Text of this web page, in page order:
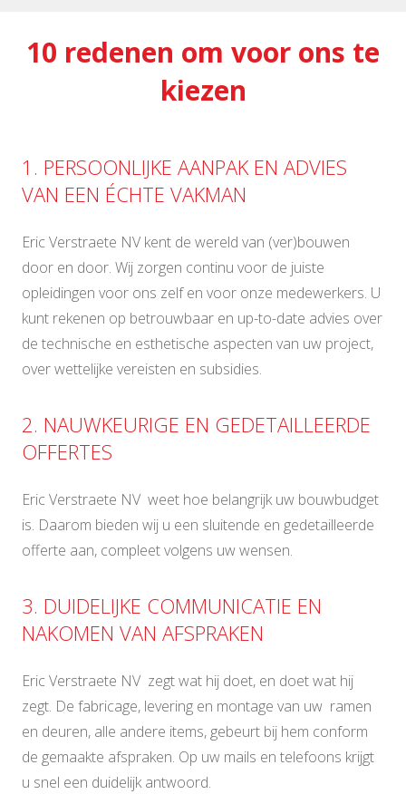
10 redenen om voor ons te
kiezen
1. PERSOONLIJKE AANPAK EN ADVIES
VAN EEN ÉCHTE VAKMAN
Eric Verstraete NV kent de wereld van (ver)bouwen
door en door. Wij zorgen continu voor de juiste
opleidingen voor ons zelf en voor onze medewerkers. U
kunt rekenen op betrouwbaar en up-to-date advies over
de technische en esthetische aspecten van uw project,
over wettelijke vereisten en subsidies.
2. NAUWKEURIGE EN GEDETAILLEERDE
OFFERTES
Eric Verstraete NV weet hoe belangrijk uw bouwbudget
is. Daarom bieden wij u een sluitende en gedetailleerde
offerte aan, compleet volgens uw wensen.
3. DUIDELIJKE COMMUNICATIE EN
NAKOMEN VAN AFSPRAKEN
Eric Verstraete NV zegt wat hij doet, en doet wat hij
zegt. De fabricage, levering en montage van uw ramen
en deuren, alle andere items, gebeurt bij hem conform
de gemaakte afspraken. Op uw mails en telefoons krijgt
u snel een duidelijk antwoord.